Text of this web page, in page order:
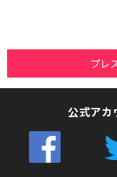
プレ
公式アカ